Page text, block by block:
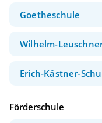
Goetheschule
Wilhelm-
Erich-Kästner-
Förderschule